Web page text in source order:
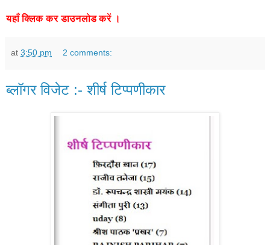
यहाँ क्लिक कर डाउनलोड करें ।
at 3:50 pm 2 comments:
ब्लॉगर विजेट :- शीर्ष टिप्पणीकार